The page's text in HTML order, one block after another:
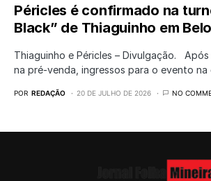
Péricles é confirmado na
Black” de Thiaguinho em
Thiaguinho e Péricles – Divulgação.
na pré-venda, ingressos para o evento na
POR REDAÇÃO 20 DE JULHO DE 2026 NO